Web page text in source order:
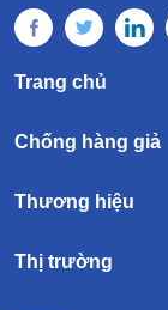
Trang chủ
Chống hàng giả
Thương hiệu
Thị trường